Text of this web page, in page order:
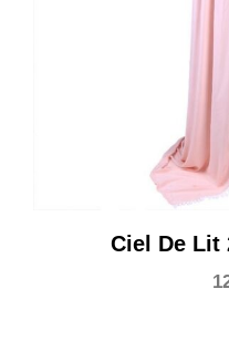
Ciel De Lit